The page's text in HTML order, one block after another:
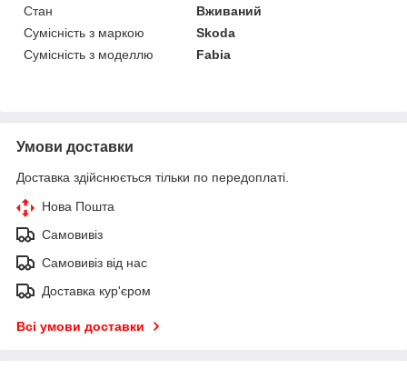
Стан
Вживаний
Сумісність з маркою
Skoda
Сумісність з моделлю
Fabia
Умови доставки
Доставка здійснюється тільки по передоплаті.
Нова Пошта
Самовивіз
Самовивіз від нас
Доставка кур'єром
Всі умови доставки